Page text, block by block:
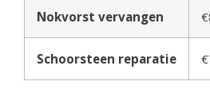
Nokvorst vervangen
Schoorsteen reparatie